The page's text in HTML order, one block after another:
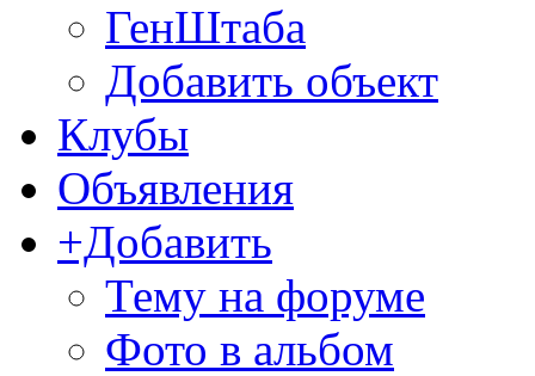
ГенШтаба
Добавить объект
Клубы
Объявления
+Добавить
Тему на форуме
Фото в альбом